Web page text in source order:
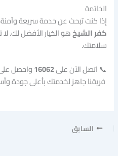
الخاتمة
إذا كنت تبحث عن خدمة سريعة
كفر الشيخهو الخيار الأفضل لك.
سلامتك.
📞 اتصل الآن على
16062واحصل
السابق